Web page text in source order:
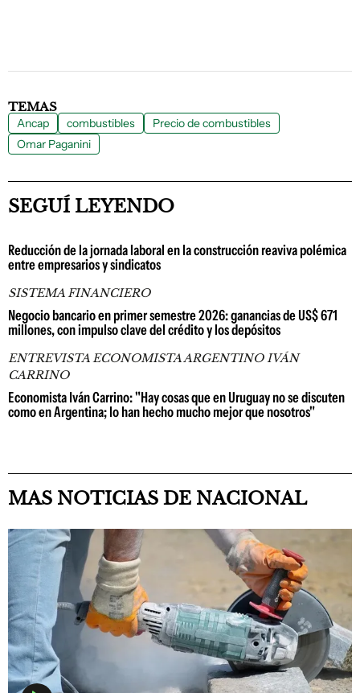
TEMAS
Ancap combustibles
Precio de combustibles
Omar Paganini
SEGUÍ LEYENDO
Reducción de la jornada laboral en la construcción reaviva polémica
entre empresarios y sindicatos
SISTEMA FINANCIERO
Negocio bancario en primer semestre 2026: ganancias de US$ 671
millones, con impulso clave del crédito y los depósitos
ENTREVISTA ECONOMISTA ARGENTINO IVÁN
CARRINO
Economista Iván Carrino: "Hay cosas que en Uruguay no se discuten
como en Argentina; lo han hecho mucho mejor que nosotros"
MAS NOTICIAS DE NACIONAL